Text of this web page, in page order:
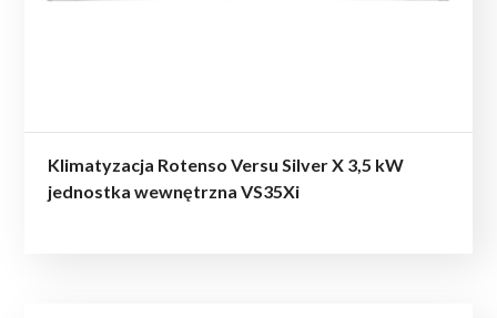
Klimatyzacja Rotenso Versu Silver X 3,5 kW
jednostka wewnętrzna VS35Xi